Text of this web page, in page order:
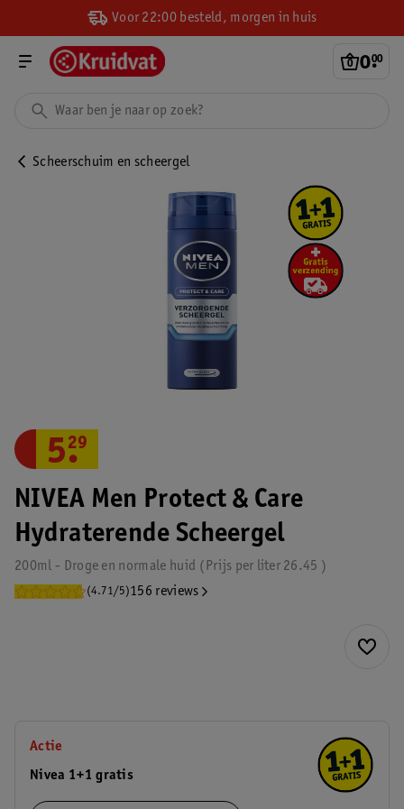
Voor 22:00 besteld, morgen in huis
0.
00
Scheerschuim en scheergel
NIVEA Men Protect & Care
Hydraterende Scheergel
200ml - Droge en normale huid 26.45
Prijs per liter
(4.71/5)156 reviews
5.
29
Actie
Nivea 1+1 gratis